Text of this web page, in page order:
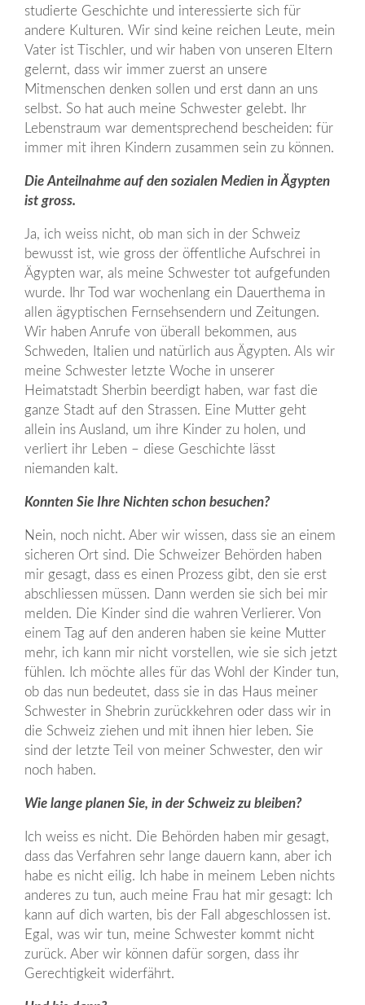
studierte Geschichte und interessierte sich für
andere Kulturen. Wir sind keine reichen Leute, mein
Vater ist Tischler, und wir haben von unseren Eltern
gelernt, dass wir immer zuerst an unsere
Mitmenschen denken sollen und erst dann an uns
selbst. So hat auch meine Schwester gelebt. Ihr
Lebenstraum war dementsprechend bescheiden: für
immer mit ihren Kindern zusammen sein zu können.
Die Anteilnahme auf den sozialen Medien in Ägypten
ist gross.
Ja, ich weiss nicht, ob man sich in der Schweiz
bewusst ist, wie gross der öffentliche Aufschrei in
Ägypten war, als meine Schwester tot aufgefunden
wurde. Ihr Tod war wochenlang ein Dauerthema in
allen ägyptischen Fernsehsendern und Zeitungen.
Wir haben Anrufe von überall bekommen, aus
Schweden, Italien und natürlich aus Ägypten. Als wir
meine Schwester letzte Woche in unserer
Heimatstadt Sherbin beerdigt haben, war fast die
ganze Stadt auf den Strassen. Eine Mutter geht
allein ins Ausland, um ihre Kinder zu holen, und
verliert ihr Leben – diese Geschichte lässt
niemanden kalt.
Konnten Sie Ihre Nichten schon besuchen?
Nein, noch nicht. Aber wir wissen, dass sie an einem
sicheren Ort sind. Die Schweizer Behörden haben
mir gesagt, dass es einen Prozess gibt, den sie erst
abschliessen müssen. Dann werden sie sich bei mir
melden. Die Kinder sind die wahren Verlierer. Von
einem Tag auf den anderen haben sie keine Mutter
mehr, ich kann mir nicht vorstellen, wie sie sich jetzt
fühlen. Ich möchte alles für das Wohl der Kinder tun,
ob das nun bedeutet, dass sie in das Haus meiner
Schwester in Shebrin zurückkehren oder dass wir in
die Schweiz ziehen und mit ihnen hier leben. Sie
sind der letzte Teil von meiner Schwester, den wir
noch haben.
Wie lange planen Sie, in der Schweiz zu bleiben?
Ich weiss es nicht. Die Behörden haben mir gesagt,
dass das Verfahren sehr lange dauern kann, aber ich
habe es nicht eilig. Ich habe in meinem Leben nichts
anderes zu tun, auch meine Frau hat mir gesagt: Ich
kann auf dich warten, bis der Fall abgeschlossen ist.
Egal, was wir tun, meine Schwester kommt nicht
zurück. Aber wir können dafür sorgen, dass ihr
Gerechtigkeit widerfährt.